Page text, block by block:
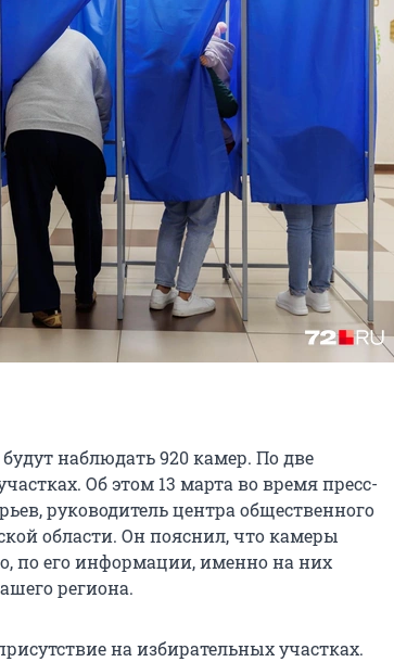
наблюдать 920 камер. По две
Об этом 13 марта во время пресс-
руководитель центра общественного
области. Он пояснил, что камеры
по его информации, именно на них
региона.
на избирательных участках.